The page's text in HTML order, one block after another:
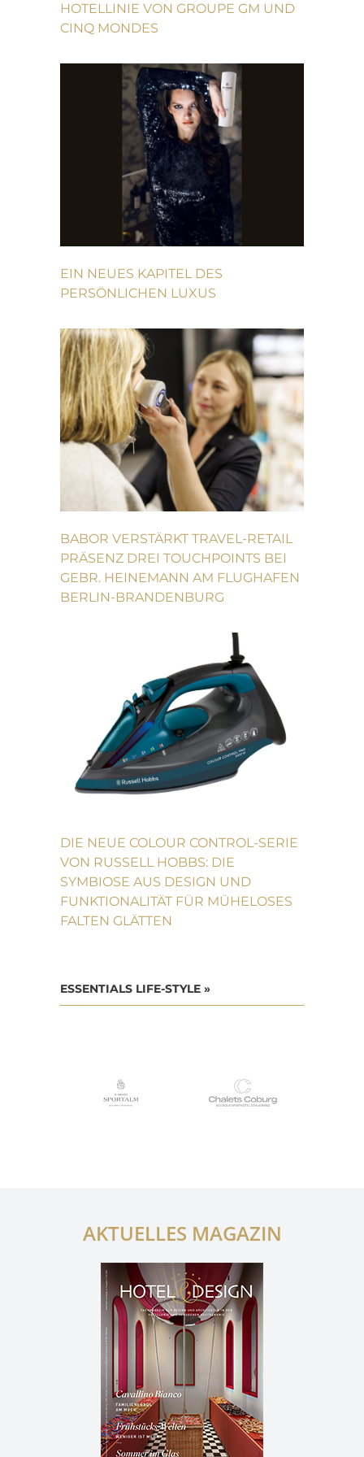
OTELLINIE VON GROUPE GM UND C
INQ MONDES
EIN NEUES KAPITEL DES
PERSÖNLICHEN LUXUS
BABOR VERSTÄRKT TRAVEL-RETAIL
PRÄSENZ DREI TOUCHPOINTS BEI
GEBR. HEINEMANN AM FLUGHAFEN
BERLIN-BRANDENBURG
DIE NEUE COLOUR CONTROL-SERIE
VON RUSSELL HOBBS: DIE
SYMBIOSE AUS DESIGN UND
FUNKTIONALITÄT FÜR MÜHELOSES
FALTEN GLÄTTEN
ESSENTIALS LIFE-STYLE »
AKTUELLES MAGAZIN